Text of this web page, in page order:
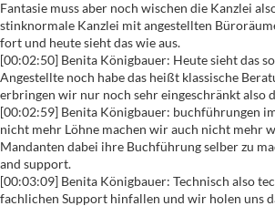
Fantasie muss aber noch wischen die Kanzlei
stinknormale Kanzlei mit angestellten
fort und heute sieht das wie aus.
[00:02:50] Benita Königbauer: Heute sieht das
Angestellte noch habe das heißt klassische
erbringen wir nur noch sehr eingeschränkt also
[00:02:59] Benita Königbauer: buchführungen
nicht mehr Löhne machen wir auch nicht mehr
Mandanten dabei ihre Buchführung selber zu
and support.
[00:03:09] Benita Königbauer: Technisch also
fachlichen Support hinfallen und wir holen uns